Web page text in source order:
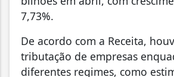
7,73%.
De acordo com a Receita,
tributação de empresas
diferentes regimes, como